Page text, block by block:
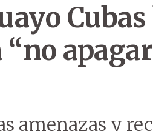
amenazas y